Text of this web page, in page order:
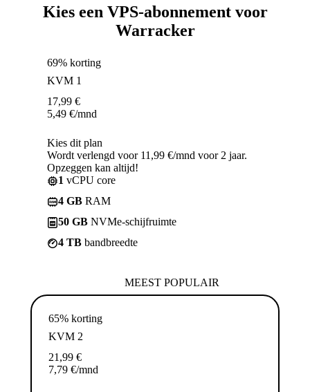
Kies een VPS-abonnement voor
Warracker
69% korting
KVM 1
17,99 €
5,49 €/mnd
Kies dit plan
Wordt verlengd voor 11,99 €/mnd voor 2 jaar.
Opzeggen kan altijd!
1 vCPU core
4 GB RAM
50 GB NVMe-schijfruimte
4 TB bandbreedte
MEEST POPULAIR
65% korting
KVM 2
21,99 €
7,79 €/mnd